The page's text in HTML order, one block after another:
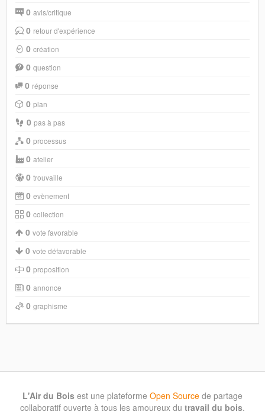
0 avis/critique
0 retour d'expérience
0 création
0 question
0 réponse
0 plan
0 pas à pas
0 processus
0 atelier
0 trouvaille
0 evènement
0 collection
0 vote favorable
0 vote défavorable
0 proposition
0 annonce
0 graphisme
L'Air du Bois est une plateforme Open Source de partage
collaboratif ouverte à tous les amoureux du travail du bois.